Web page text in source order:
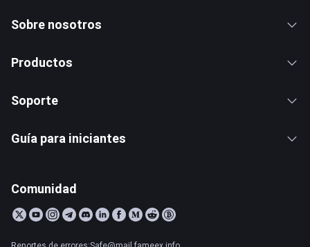
Sobre nosotros
Productos
Soporte
Guía para iniciantes
Comunidad